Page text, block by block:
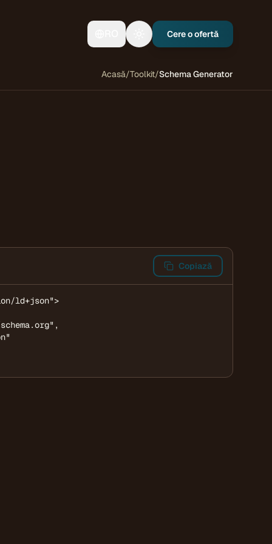
Toggle themeCere o ofertă
Acasă/Toolkit/Schema Generator
Copiază
ld+json">